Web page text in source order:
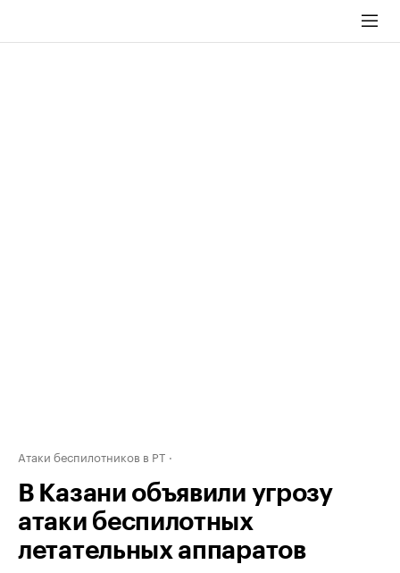
Атаки беспилотников в РТ
В Казани объявили угрозу
атаки беспилотных
летательных аппаратов